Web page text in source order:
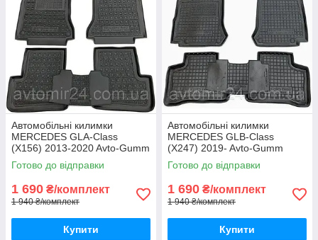
Автомобільні килимки
MERCEDES GLA-Class
(X156) 2013-2020 Avto-Gumm
килимки для авто МЕРСЕДЕС
ГЛА-Класс (Х156) 2013-2020
Готово до відправки
1 690 ₴/комплект
1 940 ₴/комплект
Купити
Автомобільні килимки
MERCEDES GLB-Class
(X247) 2019- Avto-Gumm
килимки для авто МЕРСЕДЕС
ГЛБ-Класс (Х247) 2019-
Готово до відправки
1 690 ₴/комплект
1 940 ₴/комплект
Купити